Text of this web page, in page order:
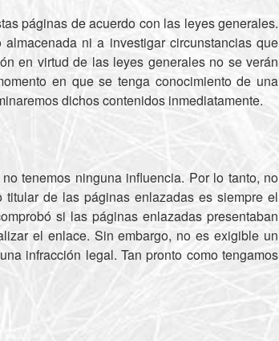
páginas de acuerdo con las leyes generales.
ni a investigar circunstancias que
en virtud de las leyes generales no se verán
en que se tenga conocimiento de una
dichos contenidos inmediatamente.
tenemos ninguna influencia. Por lo tanto, no
de las páginas enlazadas es siempre el
si las páginas enlazadas presentaban
el enlace. Sin embargo, no es exigible un
infracción legal. Tan pronto como tengamos